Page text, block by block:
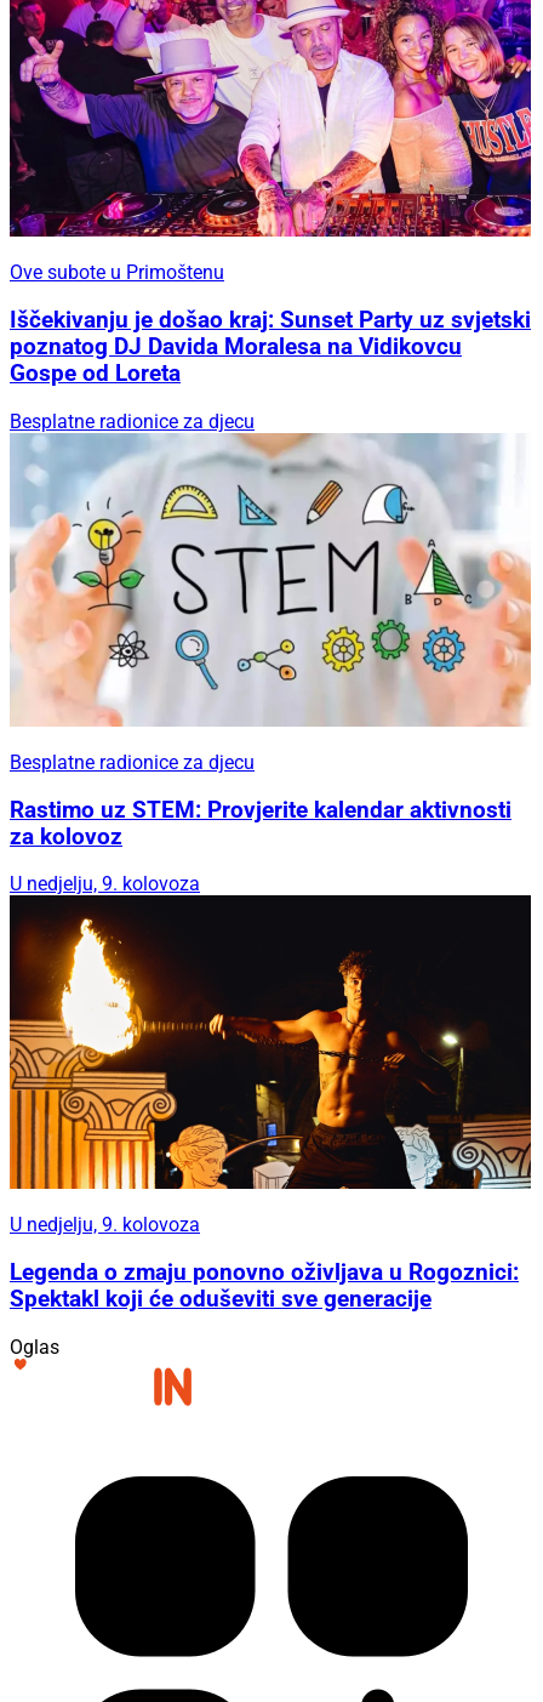
Ove subote u Primoštenu
Iščekivanju je došao kraj: Sunset Party uz svjetski
poznatog DJ Davida Moralesa na Vidikovcu
Gospe od Loreta
Besplatne radionice za djecu
Besplatne radionice za djecu
Rastimo uz STEM: Provjerite kalendar aktivnosti
za kolovoz
U nedjelju, 9. kolovoza
U nedjelju, 9. kolovoza
Legenda o zmaju ponovno oživljava u Rogoznici:
Spektakl koji će oduševiti sve generacije
Oglas